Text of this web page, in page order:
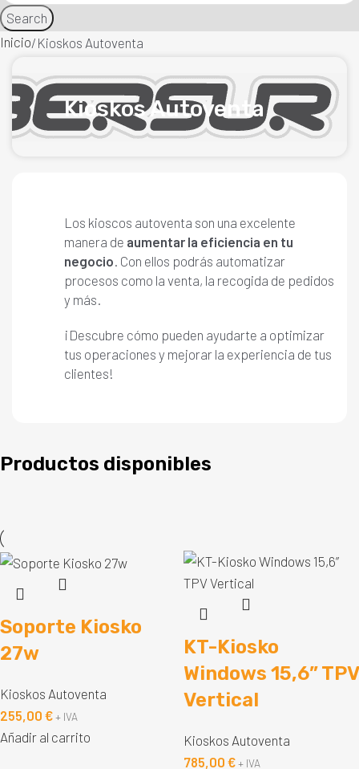
Search
Inicio Kioskos Autoventa
Kioskos Autoventa
Los kioscos autoventa son una excelente
manera de aumentar la eficiencia en tu
negocio. Con ellos podrás automatizar
procesos como la venta, la recogida de pedidos
y más.
¡Descubre cómo pueden ayudarte a optimizar
tus operaciones y mejorar la experiencia de tus
clientes!
Productos disponibles
Soporte Kiosko
27w
Kioskos Autoventa
255,00 €+ IVA
Añadir al carrito
KT-Kiosko
Windows 15,6” TPV
Vertical
Kioskos Autoventa
785,00 €+ IVA